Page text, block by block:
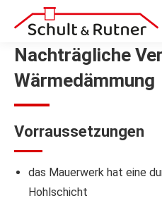
Nachträgliche
Wärmedämmung
Vorraussetzungen
das Mauerwerk hat eine
Hohlschicht